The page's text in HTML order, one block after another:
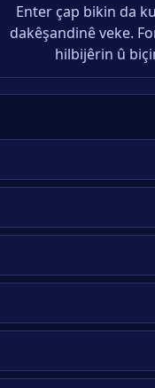
Enter çap bikin da
dakêşandinê veke.
hilbijêrin û